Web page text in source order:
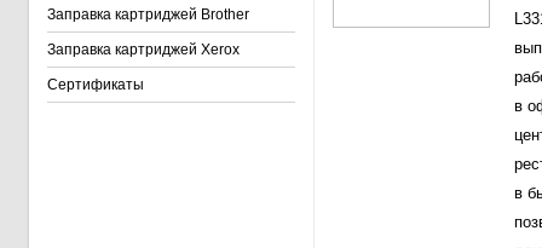
Заправка картриджей Brother
Заправка картриджей Xerox
Сертификаты
в
в